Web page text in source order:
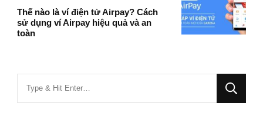
Thế nào là ví điện tử Airpay? Cách
sử dụng ví Airpay hiệu quả và an
toàn